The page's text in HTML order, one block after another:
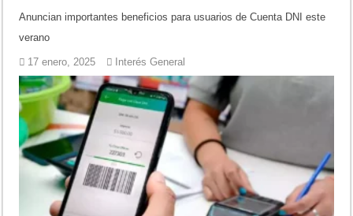
Anuncian importantes beneficios para usuarios de Cuenta DNI este
verano
17 enero, 2025 Interés General